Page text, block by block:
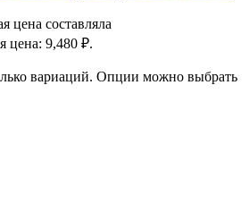
цена составляла
цена: 9,480 ₽.
вариаций. Опции можно выбрать